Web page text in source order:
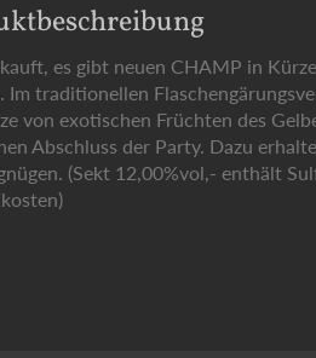
es gibt neuen CHAMP in
Im traditionellen
von exotischen Früchten des
Abschluss der Party. Dazu
(Sekt 12,00%vol,- enthält